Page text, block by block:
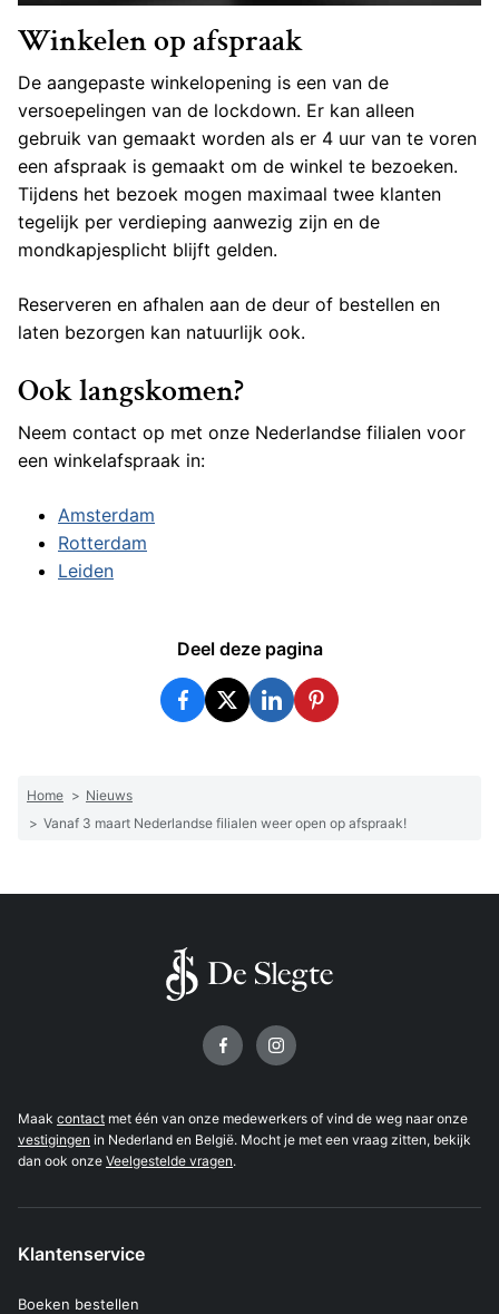
Winkelen op afspraak
De aangepaste winkelopening is een van de
versoepelingen van de lockdown. Er kan alleen
gebruik van gemaakt worden als er 4 uur van te voren
een afspraak is gemaakt om de winkel te bezoeken.
Tijdens het bezoek mogen maximaal twee klanten
tegelijk per verdieping aanwezig zijn en de
mondkapjesplicht blijft gelden.
Reserveren en afhalen aan de deur of bestellen en
laten bezorgen kan natuurlijk ook.
Ook langskomen?
Neem contact op met onze Nederlandse filialen voor
een winkelafspraak in:
Amsterdam
Rotterdam
Leiden
Deel deze pagina
FacebookTwitter LinkedInPinterest
Home > Nieuws
> Vanaf 3 maart Nederlandse filialen weer open op afspraak!
Maak contact met één van onze medewerkers of vind de weg naar onze
vestigingen in Nederland en België. Mocht je met een vraag zitten, bekijk
dan ook onze Veelgestelde vragen.
Klantenservice
Boeken bestellen